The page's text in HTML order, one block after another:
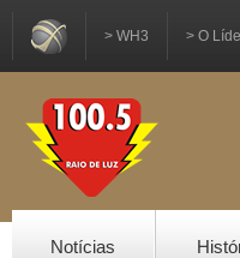
> WH3 > O
Notícias